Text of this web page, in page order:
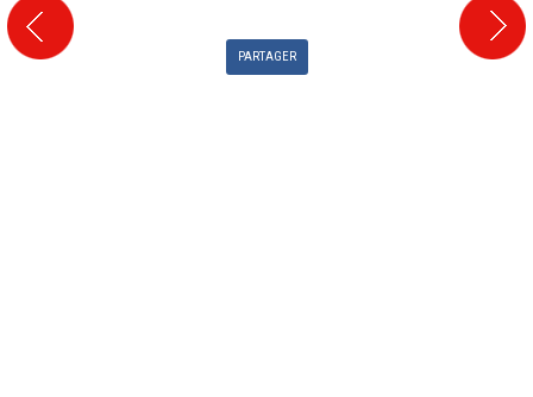
PARTAGER